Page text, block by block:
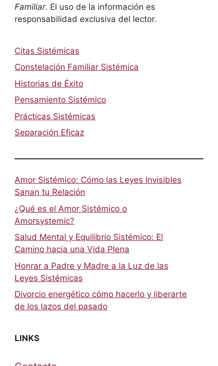
Familiar. El uso de la información es
responsabilidad exclusiva del lector.
Citas Sistémicas
Constelación Familiar Sistémica
Historias de Éxito
Pensamiento Sistémico
Prácticas Sistémicas
Separación Eficaz
Amor Sistémico: Cómo las Leyes Invisibles
Sanan tu Relación
¿Qué es el Amor Sistémico o
Amorsystemic?
Salud Mental y Equilibrio Sistémico: El
Camino hacia una Vida Plena
Honrar a Padre y Madre a la Luz de las
Leyes Sistémicas
Divorcio energético cómo hacerlo y liberarte
de los lazos del pasado
LINKS